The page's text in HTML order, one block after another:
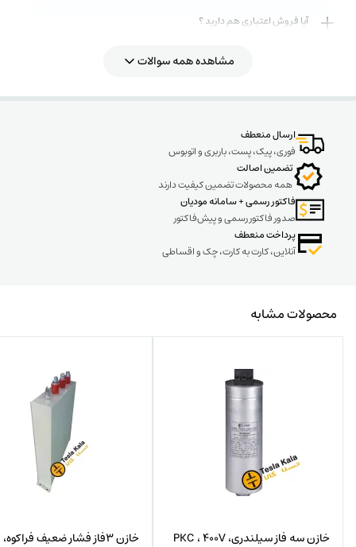
آیا فروش اعتباری هم دارید ؟
روش های ارسال کالا به چه صورت میباشد ؟
مشاهده همه سوالات
ارسال منعطف
فوری، پیک، پست، باربری و اتوبوس
تضمین اصالت
همه محصولات تضمین کیفیت دارند
فاکتور رسمی + سامانه مودیان
صدور فاکتور رسمی و پیش‌فاکتور
پرداخت منعطف
آنلاین، کارت به کارت، چک و اقساطی
محصولات مشابه
خازن سه فاز سیلندری، PKC ، 400V